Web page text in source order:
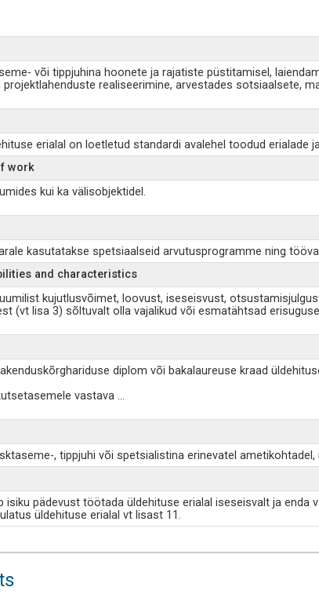
või tippjuhina hoonete ja rajatiste püstitamisel,
realiseerimine, arvestades sotsiaalsete,
erialal on loetletud standardi avalehel toodud
work
kui ka välisobjektidel.
kasutatakse spetsiaalseid arvutusprogramme ning
and characteristics
kujutlusvõimet, loovust, iseseisvust,
(vt lisa 3) sõltuvalt olla vajalikud või esmatähtsad
diplom või bakalaureuse kraad
vastava ...
, tippjuhi või spetsialistina erinevatel
isiku pädevust töötada üldehituse erialal iseseisvalt ja
üldehituse erialal vt lisast 11.